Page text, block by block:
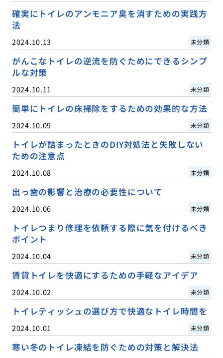
確実にトイレのアンモニア臭を消すための実践方
法
2024.10.13 未分類
がんこなトイレの逆流を防ぐためにできるシンプ
ルな対策
2024.10.11 未分類
簡単にトイレの床掃除をするための効果的な方法
2024.10.09 未分類
トイレが詰まったときのDIY対処法と失敗しない
ための注意点
2024.10.08 未分類
出っ歯の影響と治療の必要性について
2024.10.06 未分類
トイレつまり修理を依頼する際に気を付けるべき
ポイント
2024.10.04 未分類
賃貸トイレを快適にするための手軽なアイデア
2024.10.02 未分類
トイレティッシュの選び方で快適なトイレ時間を
2024.10.01 未分類
寒い冬のトイレ凍結を防ぐための対策と解決法